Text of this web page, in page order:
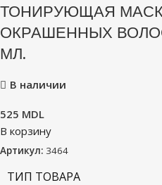
ТОНИРУЮЩАЯ
ОКРАШЕННЫХ
МЛ.
В наличии
525 MDL
В корзину
Артикул: 3464
ТИП ТОВАРА